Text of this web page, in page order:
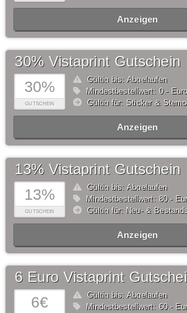
Anzeigen
30%
GUTSCHEIN
30% Vistaprint Gutschein
Gültig bis: Abgelaufen
Mindestbestellwert: 0,-
Gültig für: Sticker &
Anzeigen
13%
GUTSCHEIN
13% Vistaprint Gutschein
Gültig bis: Abgelaufen
Mindestbestellwert: 80,-
Gültig für: Neu- &
Anzeigen
6€
6 Euro Vistaprint
Gültig bis: Abgelaufen
Mindestbestellwert: 60,-